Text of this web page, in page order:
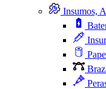
Insumos,